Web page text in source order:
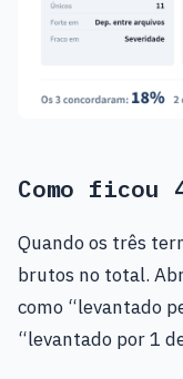
Como ficou
Quando os três
brutos no total.
como “levantado
“levantado por 1